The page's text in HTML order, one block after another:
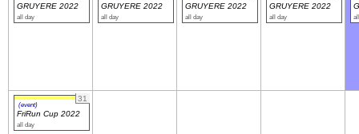
GRUYERE 2022
all day
GRUYERE 2022
all day
GRUYERE 2022
all day
GRUYERE 2022
all day
31
(event)
FriRun Cup 2022
all day